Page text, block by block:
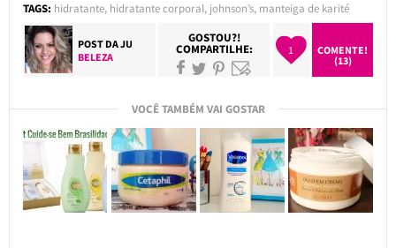
TAGS: hidratante, hidratante corporal, johnson’s, manteiga de karité
POST DAJU
BELEZA
GOSTOU?!
COMPARTILHE: 1
COMENTE!
(13)
VOCÊ TAMBÉM VAI GOSTAR